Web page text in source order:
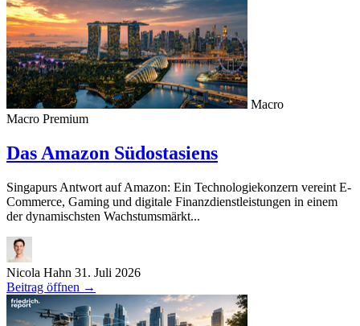
Macro
Macro Premium
Das Amazon Südostasiens
Singapurs Antwort auf Amazon: Ein Technologiekonzern vereint E-
Commerce, Gaming und digitale Finanzdienstleistungen in einem
der dynamischsten Wachstumsmärkt...
Nicola Hahn 31. Juli 2026
Beitrag öffnen →